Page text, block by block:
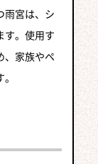
雨宮は、シ
す。使用す
、家族やペ